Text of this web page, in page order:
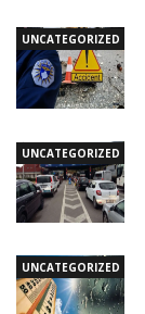
UNCATEGORIZED
UNCATEGORIZED
UNCATEGORIZED